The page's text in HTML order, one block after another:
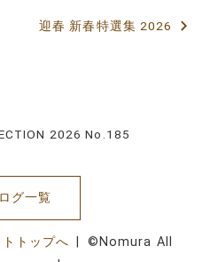
迎春 新春特選集 2026
2026 No.185
グ一覧
トップへ | ©Nomura All